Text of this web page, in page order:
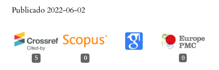
Publicado 2022-06-02
5 0 0